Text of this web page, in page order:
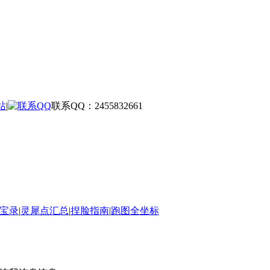
| 联系QQ：2455832661
录|灵犀点汇总|捏脸指南|跑图全坐标